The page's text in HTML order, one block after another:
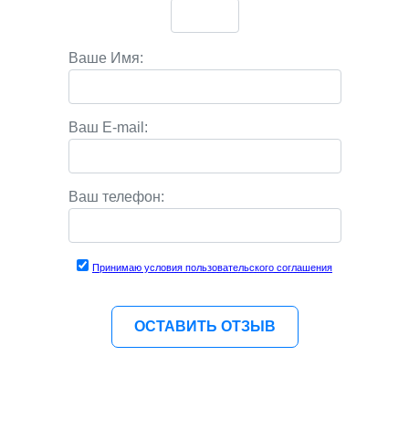
Ваше Имя:
Ваш E-mail:
Ваш телефон:
Принимаю условия пользовательского соглашения